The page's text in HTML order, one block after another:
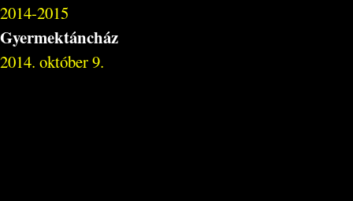
2014-2015
Gyermektáncház
2014. október 9.